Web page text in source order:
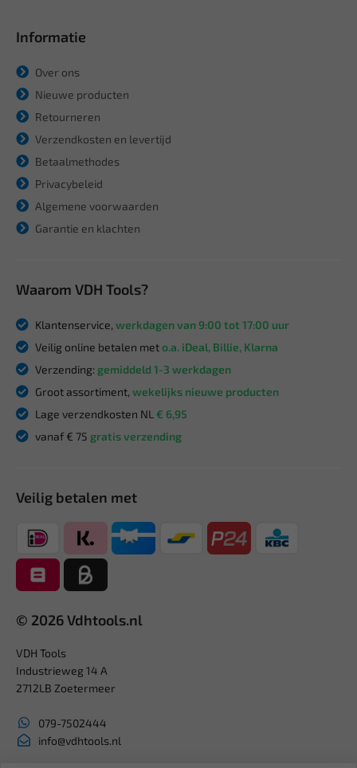
Informatie
Over ons
Nieuwe producten
Retourneren
Verzendkosten en levertijd
Betaalmethodes
Privacybeleid
Algemene voorwaarden
Garantie en klachten
Waarom VDH Tools?
Klantenservice, werkdagen van 9:00 tot 17:00 uur
Veilig online betalen meto.a. iDeal, Billie, Klarna
Verzending: gemiddeld 1-3 werkdagen
Groot assortiment, wekelijks nieuwe producten
Lage verzendkosten NL € 6,95
vanaf € 75 gratis verzending
Veilig betalen met
© 2026 Vdhtools.nl
VDH Tools
Industrieweg 14 A
2712LB Zoetermeer
079-7502444
info@vdhtools.nl